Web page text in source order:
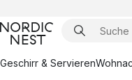
Geschirr & Servieren